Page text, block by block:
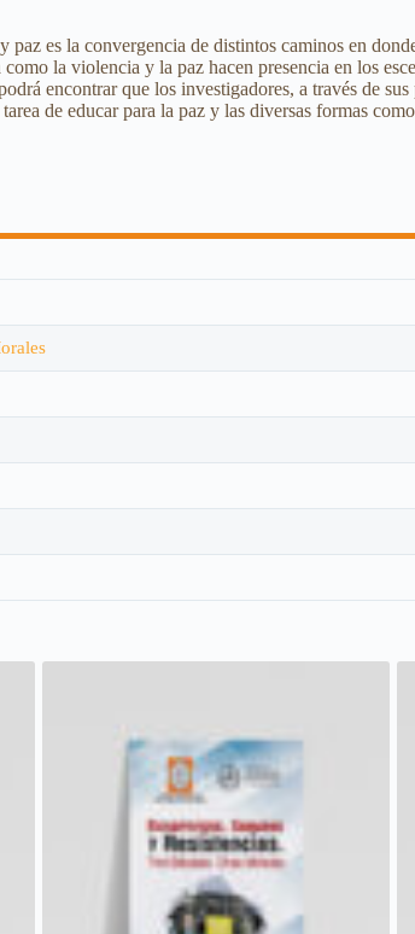
es la convergencia de distintos caminos en
la violencia y la paz hacen presencia en los
encontrar que los investigadores, a través de
de educar para la paz y las diversas formas